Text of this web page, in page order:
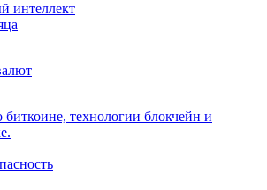
интеллект
технологии блокчейн и